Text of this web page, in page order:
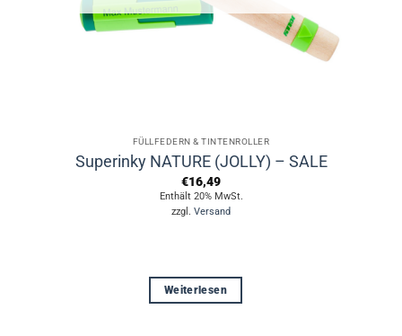
Produktseite
FÜLLFEDERN & TINTENROLLER
Superinky NATURE (JOLLY) – SALE
€16,49
Enthält 20% MwSt.
zzgl. Versand
Weiterlesen